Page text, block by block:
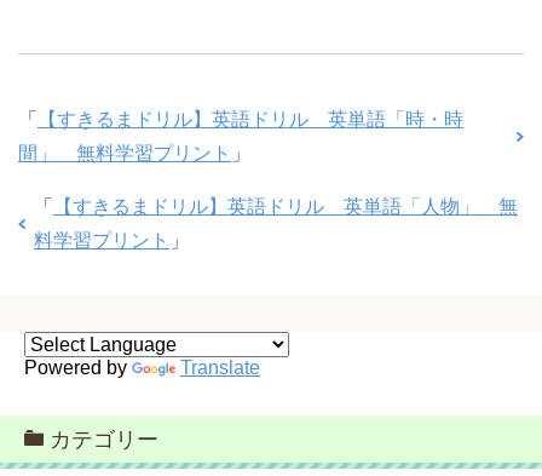
「
【すきるまドリル】英語ドリル 英単語「時・時
間」 無料学習プリント 」
「
【すきるまドリル】英語ドリル 英単語「人物」 無
料学習プリント 」
Powered by Translate
カテゴリー